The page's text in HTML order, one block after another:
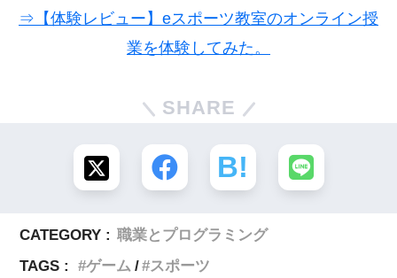
⇒【体験レビュー】eスポーツ教室のオンライン授
業を体験してみた。
SHARE
CATEGORY : 職業とプログラミング
TAGS :
ゲーム スポーツ